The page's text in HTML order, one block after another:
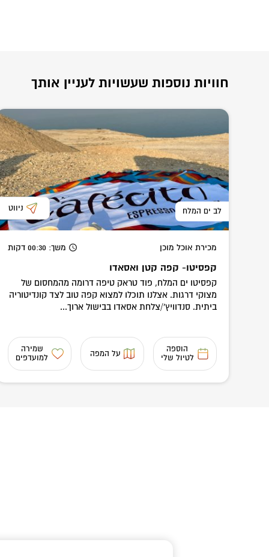
חוויות נוספות שעשויות לעניין אותך
לב ים המלח ניווט
מכירת אוכל מוכן משך: 00:30 דקות
קפסיטו- קפה קטן ואסאדו
קפסיטו ים המלח, פוד טראק טיפה דרומה מהמחסום של
מצוקי דרגות. אצלנו תוכלו למצוא קפה טוב לצד קונדיטוריה
ביתית. סנדוויץ'/צלחת אסאדו בבישול ארוך...
הוספה
לטיול שלי
על המפה
שמירה
למועדפים